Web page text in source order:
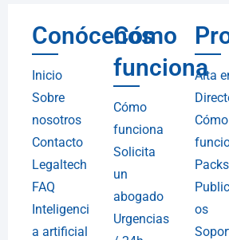
Conócenos
Inicio
Sobre
nosotros
Contacto
Legaltech
FAQ
Inteligenci
a artificial
Cómo
funciona
Cómo
funciona
Solicita
un
abogado
Urgencias
Alta
Cómo
Packs
os